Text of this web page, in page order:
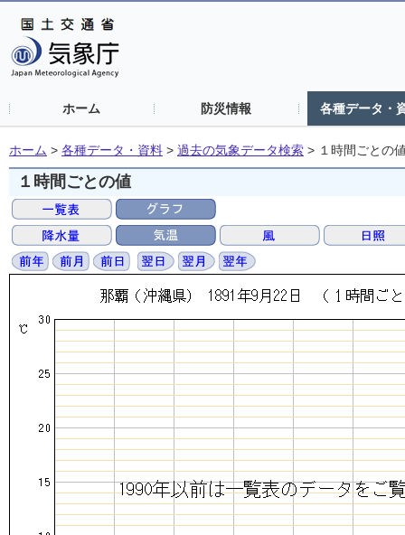
ホーム 防災情報 各種データ・
ホーム > 各種データ・資料 > 過去の気象データ検索 > １時間ごとの
１時間ごとの値